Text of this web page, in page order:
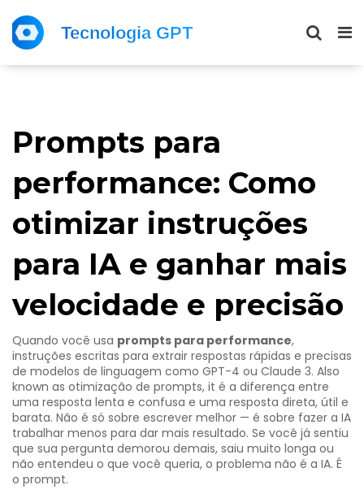
Prompts para
performance: Como
otimizar instruções
para IA e ganhar mais
velocidade e precisão
Quando você usa prompts para performance,
instruções escritas para extrair respostas rápidas e precisas
de modelos de linguagem como GPT-4 ou Claude 3. Also
known as otimização de prompts, it é a diferença entre
uma resposta lenta e confusa e uma resposta direta, útil e
barata. Não é só sobre escrever melhor — é sobre fazer a IA
trabalhar menos para dar mais resultado. Se você já sentiu
que sua pergunta demorou demais, saiu muito longa ou
não entendeu o que você queria, o problema não é a IA. É
o prompt.